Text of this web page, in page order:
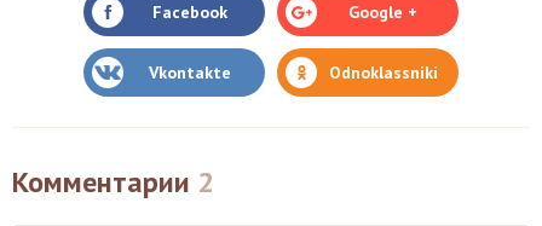
Facebook Google +
Vkontakte Odnoklassniki
Комментарии 2